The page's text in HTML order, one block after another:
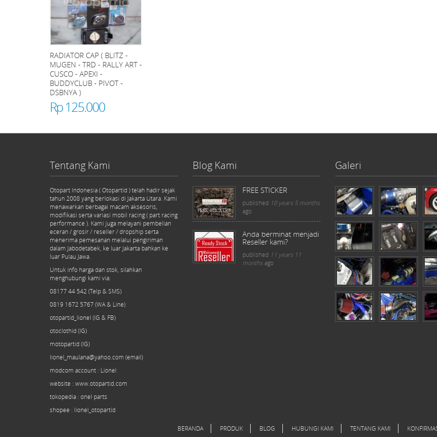
RADIATOR CAP ( BLITZ -
MUGEN - TRD - RALLY ART -
CUSCO - APEXI -
BUDDYCLUB - PIVOT -
DSBNYA )
Rp 125.000
Tentang Kami
Otopart Indonesia ( Otopartid ) telah hadir sejak
tahun 2008 yang berlokasi di Jakarta Utara. Kami
menawarkan berbagai macam aksesoris,
modifikasi serta variasi mobil racing ( part racing
performance ). Kami juga melayani pembelian
eceran / grosir / reseller / dropship serta
menerima pemesanan melalui pengiriman
dalam Jabodetabek, ke luar Jakarta bahkan ke
luar Pulau Jawa.
Untuk info harga dan stok, silahkan
menghubungi kami via:
08177 44 542 (Telp & SMS)
0819 1672 5767 (WA & Line)
otopartid_lionel (IG & FB)
otoclothid (IG)
motopartid (IG)
lionel_maulana@yahoo.com (email)
modcom account : Lionel
website : www.otopartid.com
tokopedia : onel parts
shopee : lionel_otopartid
Blog Kami
FREE STICKER
published 10 years 5 months
ago
Anda berminat menjadi
Reseller kami?
published 11 years 11
monthsago
Galeri
BERANDA PRODUK BLOG HUBUNGI KAMI TENTANG KAMI